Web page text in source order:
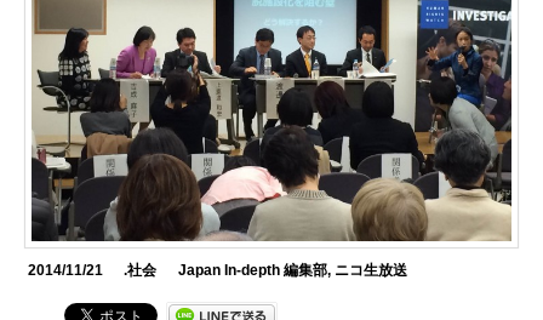
2014/11/21 .社会 Japan In-depth 編集部, ニコ生放送